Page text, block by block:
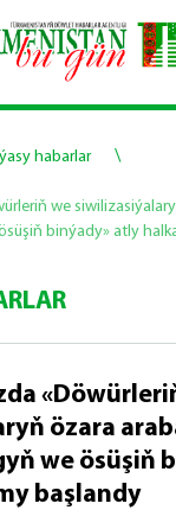
habarlar \
we
binýady» atly
özara
we ösüşiň
başlandy